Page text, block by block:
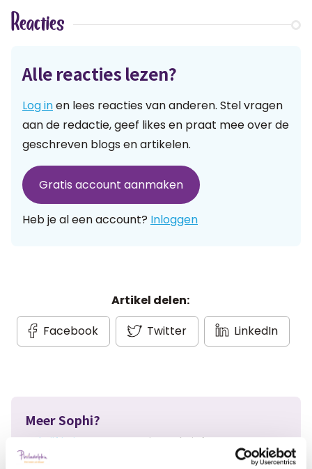
Reacties
Alle reacties lezen?
Log inen lees reacties van anderen. Stel vragen
aan de redactie, geef likes en praat mee over de
geschreven blogs en artikelen.
Gratis account aanmaken
Heb je al een account? Inloggen
Artikel delen:
Facebook
Twitter LinkedIn
Meer Sophi?
Schrijf je invoor onze nieuwsbrief en ontvang
maandelijks